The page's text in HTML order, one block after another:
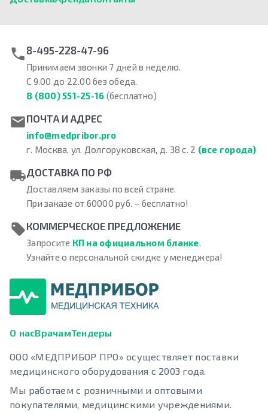
8-495-228-47-96
Принимаем звонки 7 дней в неделю.
С 9.00 до 22.00 без обеда.
8 (800) 551-25-16 (бесплатно)
ПОЧТА И АДРЕС
info@medpribor.pro
г. Москва, ул. Долгоруковская, д. 38 с. 2 (все города)
ДОСТАВКА ПО РФ
Доставляем заказы по всей стране.
При заказе от 60000 руб. – бесплатно!
КОММЕРЧЕСКОЕ ПРЕДЛОЖЕНИЕ
Запросите КП на официальном бланке.
Узнайте о персональной скидке у менеджера!
О насВрачамТендеры
ООО «МЕДПРИБОР ПРО» осуществляет поставки
медицинского оборудования с 2003 года.
Мы работаем с розничными и оптовыми
покупателями, медицинскими учреждениями.